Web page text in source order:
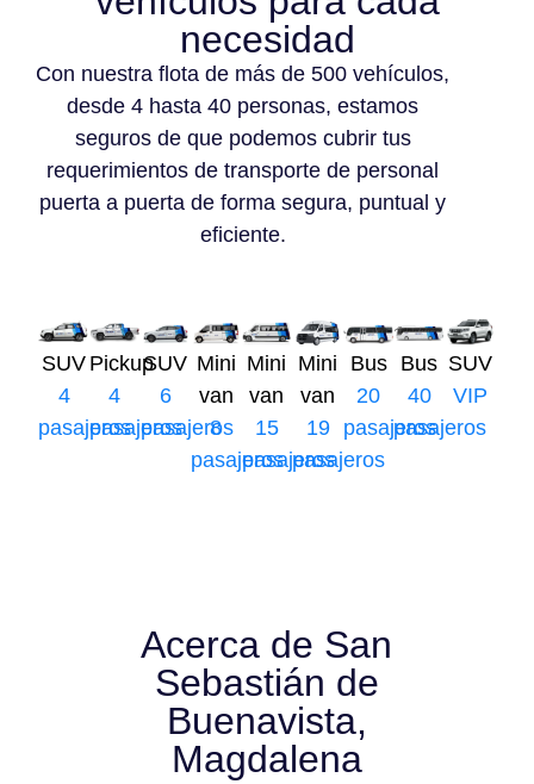
necesidad
Con nuestra flota de más de 500 vehículos,
desde 4 hasta 40 personas, estamos
seguros de que podemos cubrir tus
requerimientos de transporte de personal
puerta a puerta de forma segura, puntual y
eficiente.
SUV
4
pasajeros
Pickup
4
pasajeros
SUV
6
pasajeros
Mini
van
8
pasajeros
Mini
van
15
pasajeros
Mini
van
19
pasajeros
Bus
20
pasajeros
Bus
40
pasajeros
SUV
VIP
Acerca de San
Sebastián de
Buenavista,
Magdalena